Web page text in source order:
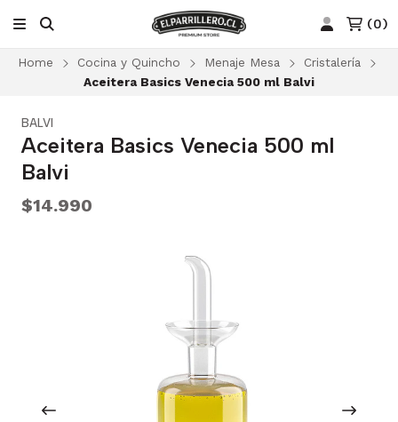
(0)
Home Cocina y Quincho Menaje Mesa
Cristalería
Aceitera Basics Venecia 500 ml Balvi
BALVI
Aceitera Basics Venecia 500 ml
Balvi
$14.990